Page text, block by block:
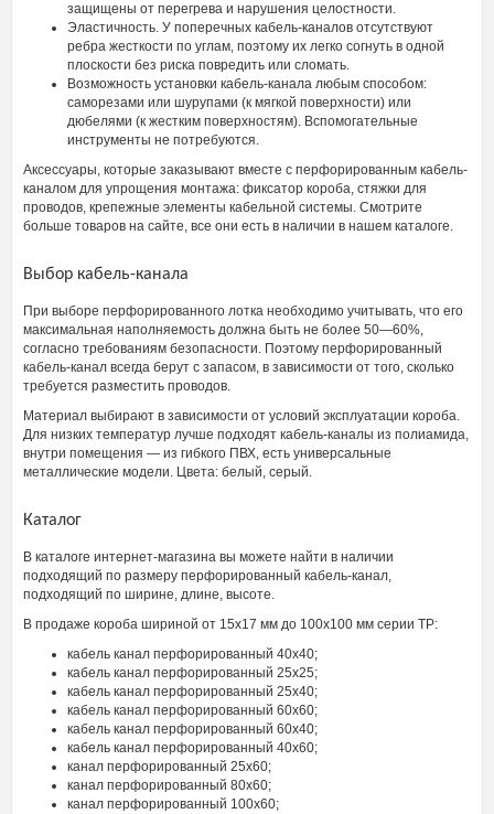
защищены от перегрева и нарушения целостности.
Эластичность. У поперечных кабель-каналов отсутствуют
ребра жесткости по углам, поэтому их легко согнуть в одной
плоскости без риска повредить или сломать.
Возможность установки кабель-канала любым способом:
саморезами или шурупами (к мягкой поверхности) или
дюбелями (к жестким поверхностям). Вспомогательные
инструменты не потребуются.
Аксессуары, которые заказывают вместе с перфорированным кабель-
каналом для упрощения монтажа: фиксатор короба, стяжки для
проводов, крепежные элементы кабельной системы. Смотрите
больше товаров на сайте, все они есть в наличии в нашем каталоге.
Выбор кабель-канала
При выборе перфорированного лотка необходимо учитывать, что его
максимальная наполняемость должна быть не более 50—60%,
согласно требованиям безопасности. Поэтому перфорированный
кабель-канал всегда берут с запасом, в зависимости от того, сколько
требуется разместить проводов.
Материал выбирают в зависимости от условий эксплуатации короба.
Для низких температур лучше подходят кабель-каналы из полиамида,
внутри помещения — из гибкого ПВХ, есть универсальные
металлические модели. Цвета: белый, серый.
Каталог
В каталоге интернет-магазина вы можете найти в наличии
подходящий по размеру перфорированный кабель-канал,
подходящий по ширине, длине, высоте.
В продаже короба шириной от 15х17 мм до 100х100 мм серии ТР:
кабель канал перфорированный 40х40;
кабель канал перфорированный 25х25;
кабель канал перфорированный 25х40;
кабель канал перфорированный 60х60;
кабель канал перфорированный 60х40;
кабель канал перфорированный 40х60;
канал перфорированный 25х60;
канал перфорированный 80х60;
канал перфорированный 100х60;